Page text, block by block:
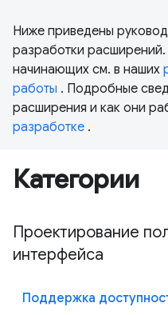
Ниже приведены
разработки расширений.
начинающих см. в наших
работы . Подробные
расширения и как они
разработке .
Категории
Проектирование
интерфейса
Поддержка